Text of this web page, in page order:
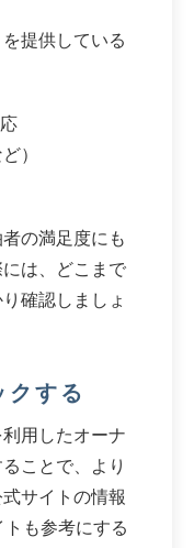
提供している
）
の満足度にも
は、どこまで
確認しましょ
する
用したオーナ
ことで、より
サイトの情報
も参考にする